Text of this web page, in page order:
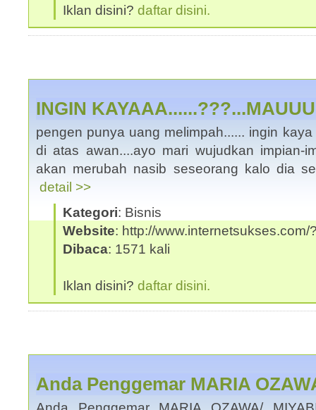
Iklan disini? daftar disini.
INGIN
pengen punya uang melimpah...... ingin
di atas awan....ayo mari wujudkan impian-
akan merubah nasib seseorang kalo dia
detail >>
Kategori: Bisnis
Website: http://www.internetsukses.com/
Dibaca: 1571 kali
Iklan disini? daftar disini.
Anda Penggemar MARIA